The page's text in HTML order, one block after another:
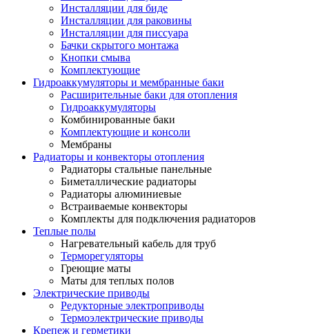
Инсталляции для биде
Инсталляции для раковины
Инсталляции для писсуара
Бачки скрытого монтажа
Кнопки смыва
Комплектующие
Гидроаккумуляторы и мембранные баки
Расширительные баки для отопления
Гидроаккумуляторы
Комбинированные баки
Комплектующие и консоли
Мембраны
Радиаторы и конвекторы отопления
Радиаторы стальные панельные
Биметаллические радиаторы
Радиаторы алюминиевые
Встраиваемые конвекторы
Комплекты для подключения радиаторов
Теплые полы
Нагревательный кабель для труб
Терморегуляторы
Греющие маты
Маты для теплых полов
Электрические приводы
Редукторные электроприводы
Термоэлектрические приводы
Крепеж и герметики